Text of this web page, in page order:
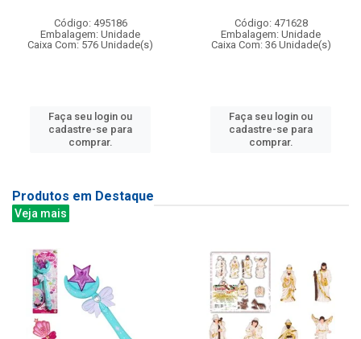
Código: 495186
Embalagem: Unidade
Caixa Com: 576 Unidade(s)
Faça seu login ou
cadastre-se para
comprar.
Código: 471628
Embalagem: Unidade
Caixa Com: 36 Unidade(s)
Faça seu login ou
cadastre-se para
comprar.
Produtos em Destaque
Veja mais